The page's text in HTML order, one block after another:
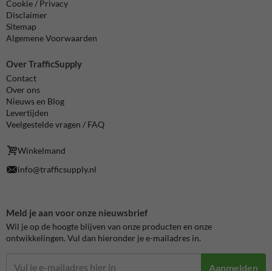
Cookie / Privacy
Disclaimer
Sitemap
Algemene Voorwaarden
Over TrafficSupply
Contact
Over ons
Nieuws en Blog
Levertijden
Veelgestelde vragen / FAQ
Winkelmand
info@trafficsupply.nl
Meld je aan voor onze nieuwsbrief
Wil je op de hoogte blijven van onze producten en onze
ontwikkelingen. Vul dan hieronder je e-mailadres in.
Aanmelden